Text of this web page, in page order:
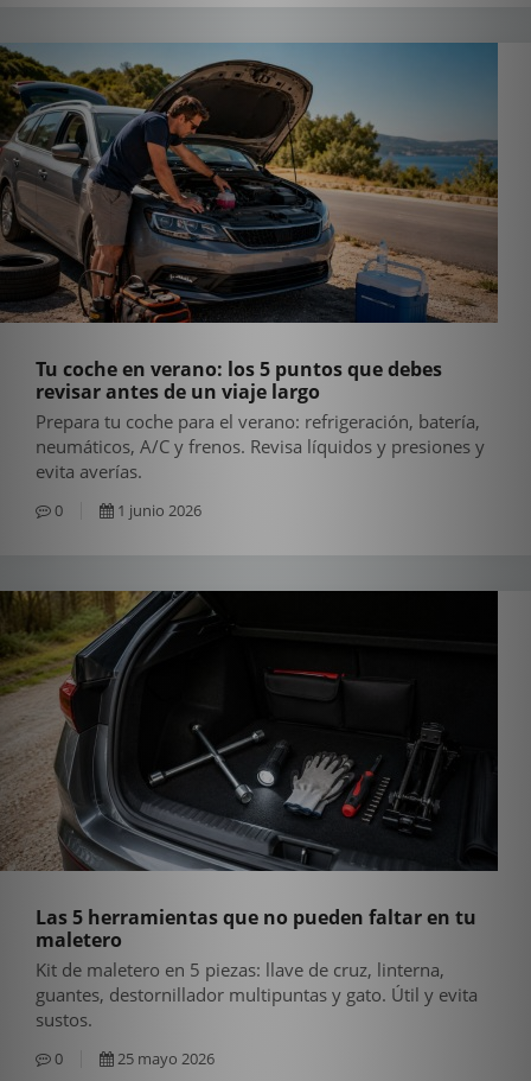
Tu coche en verano: los 5 puntos que debes
revisar antes de un viaje largo
Prepara tu coche para el verano: refrigeración, batería,
neumáticos, A/C y frenos. Revisa líquidos y presiones y
evita averías.
0 1 junio 2026
Las 5 herramientas que no pueden faltar en tu
maletero
Kit de maletero en 5 piezas: llave de cruz, linterna,
guantes, destornillador multipuntas y gato. Útil y evita
sustos.
0 25 mayo 2026